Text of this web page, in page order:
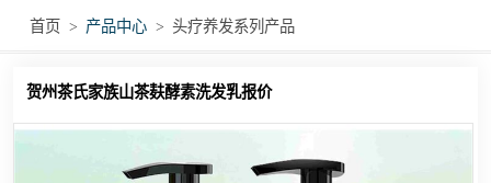
首页 > 产品中心 > 头疗养发系列产品
贺州茶氏家族山茶麸酵素洗发乳报价
瑶浴瑶茶产品